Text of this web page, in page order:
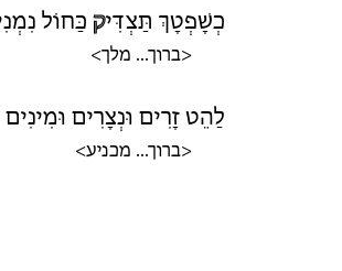
כְשָׁפְטָךְ תַּצְדִּיק כַּחוֹל
<ברוך... מלך>
לַהֵט זָרִים וּנְצָרִים וּמִינִים
<ברוך... מכניע>